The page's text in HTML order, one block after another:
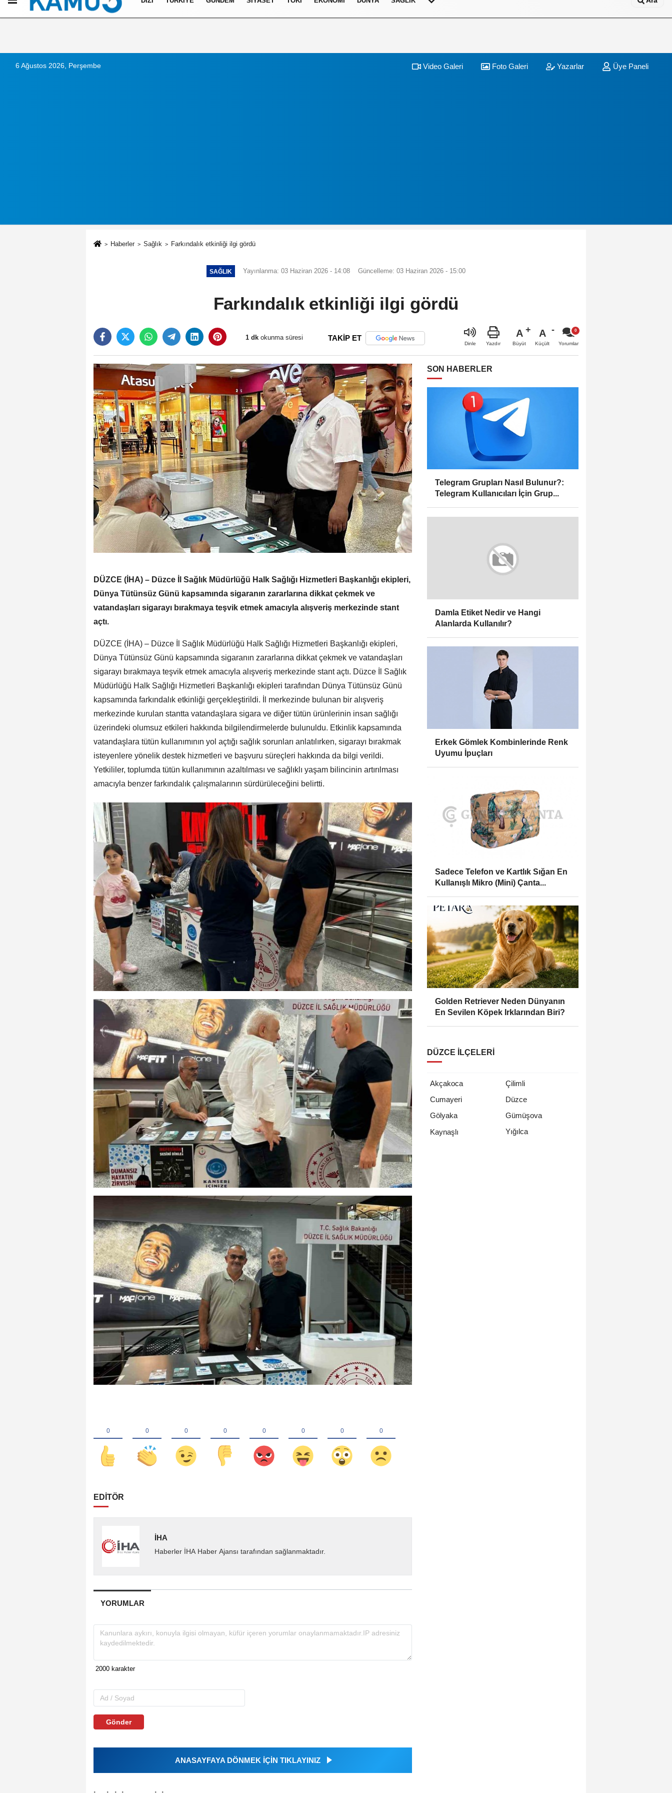
İletişim Çerez Politikası
6 Ağustos 2026, Perşembe Video Galeri Foto Galeri Yazarlar Üye Paneli
Haberler Sağlık Farkındalık etkinliği ilgi gördü
SAĞLIK Yayınlanma: 03 Haziran 2026 - 14:08 Güncelleme: 03 Haziran 2026 - 15:00
Farkındalık etkinliği ilgi gördü
1 dk okunma süresi TAKİP ET
Dinle Yazdır
A
Büyüt
A
Küçült Yorumlar
DÜZCE (İHA) – Düzce İl Sağlık Müdürlüğü Halk Sağlığı Hizmetleri Başkanlığı ekipleri,
Dünya Tütünsüz Günü kapsamında sigaranın zararlarına dikkat çekmek ve
vatandaşları sigarayı bırakmaya teşvik etmek amacıyla alışveriş merkezinde stant
açtı.
DÜZCE (İHA) – Düzce İl Sağlık Müdürlüğü Halk Sağlığı Hizmetleri Başkanlığı ekipleri,
Dünya Tütünsüz Günü kapsamında sigaranın zararlarına dikkat çekmek ve vatandaşları
sigarayı bırakmaya teşvik etmek amacıyla alışveriş merkezinde stant açtı. Düzce İl Sağlık
Müdürlüğü Halk Sağlığı Hizmetleri Başkanlığı ekipleri tarafından Dünya Tütünsüz Günü
kapsamında farkındalık etkinliği gerçekleştirildi. İl merkezinde bulunan bir alışveriş
merkezinde kurulan stantta vatandaşlara sigara ve diğer tütün ürünlerinin insan sağlığı
üzerindeki olumsuz etkileri hakkında bilgilendirmelerde bulunuldu. Etkinlik kapsamında
vatandaşlara tütün kullanımının yol açtığı sağlık sorunları anlatılırken, sigarayı bırakmak
isteyenlere yönelik destek hizmetleri ve başvuru süreçleri hakkında da bilgi verildi.
Yetkililer, toplumda tütün kullanımının azaltılması ve sağlıklı yaşam bilincinin artırılması
amacıyla benzer farkındalık çalışmalarının sürdürüleceğini belirtti.
EDİTÖR
İHA
Haberler İHA Haber Ajansı tarafından sağlanmaktadır.
YORUMLAR
Gönder
ANASAYFAYA DÖNMEK İÇİN TIKLAYINIZ
SON HABERLER
Telegram Grupları Nasıl Bulunur?:
Telegram Kullanıcıları İçin Grup...
Damla Etiket Nedir ve Hangi
Alanlarda Kullanılır?
Erkek Gömlek Kombinlerinde Renk
Uyumu İpuçları
Sadece Telefon ve Kartlık Sığan En
Kullanışlı Mikro (Mini) Çanta...
Golden Retriever Neden Dünyanın
En Sevilen Köpek Irklarından Biri?
DÜZCE İLÇELERI
Akçakoca
Çilimli
Cumayeri
Düzce
Gölyaka
Gümüşova
Kaynaşlı
Yığılca